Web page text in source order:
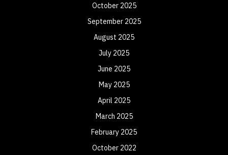
October 2025
September 2025
August 2025
July 2025
June 2025
May 2025
April 2025
March 2025
February 2025
October 2022